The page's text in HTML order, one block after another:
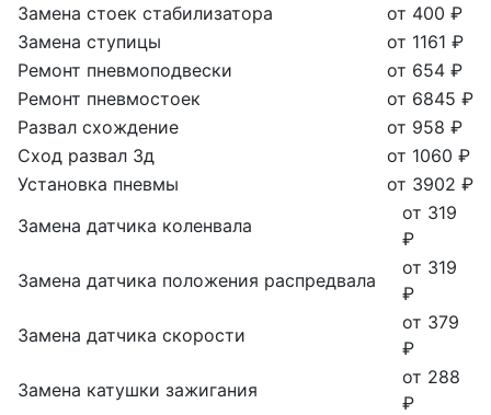
Замена стоек стабилизатора
от 400 ₽
Замена ступицы
от 1161 ₽
Ремонт пневмоподвески
от 654 ₽
Ремонт пневмостоек
от 6845 ₽
Развал схождение
от 958 ₽
Сход развал 3д
от 1060 ₽
Установка пневмы
от 3902 ₽
Замена датчика коленвала
от 319
₽
Замена датчика положения распредвала
от 319
₽
Замена датчика скорости
от 379
₽
Замена катушки зажигания
от 288
₽